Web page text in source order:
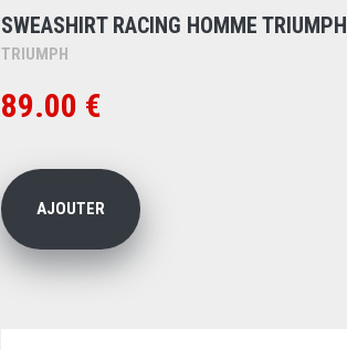
SWEASHIRT RACING HOMME TRIUMPH
TRIUMPH
89.00 €
AJOUTER